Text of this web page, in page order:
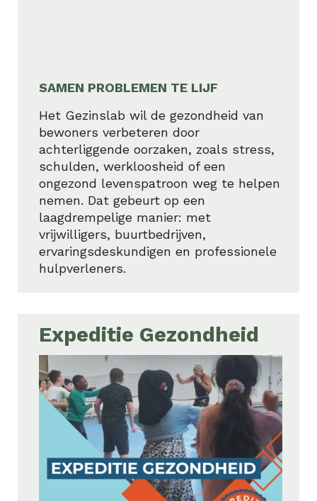
SAMEN PROBLEMEN TE LIJF
Het Gezinslab wil de gezondheid van
bewoners verbeteren door
achterliggende oorzaken, zoals stress,
schulden, werkloosheid of een
ongezond levenspatroon weg te helpen
nemen. Dat gebeurt op een
laagdrempelige manier: met
vrijwilligers, buurtbedrijven,
ervaringsdeskundigen en professionele
hulpverleners.
Expeditie Gezondheid